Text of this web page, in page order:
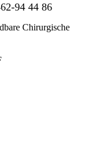
94 44 86
Chirurgische